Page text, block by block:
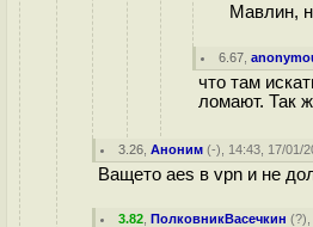
Мавлин,
6.67 ,
что там
ломают. Так
3.26 ,Аноним (-), 14:43, 17/01/
Ващето aes в vpn и не
3.82 ,ПолковникВасечкин (?),